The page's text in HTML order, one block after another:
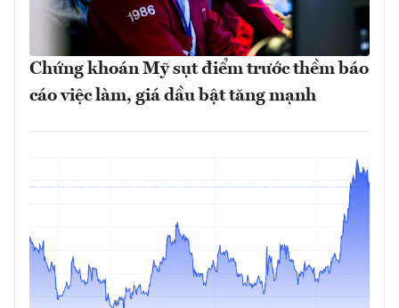
Chứng khoán Mỹ sụt điểm trước thềm báo
cáo việc làm, giá dầu bật tăng mạnh